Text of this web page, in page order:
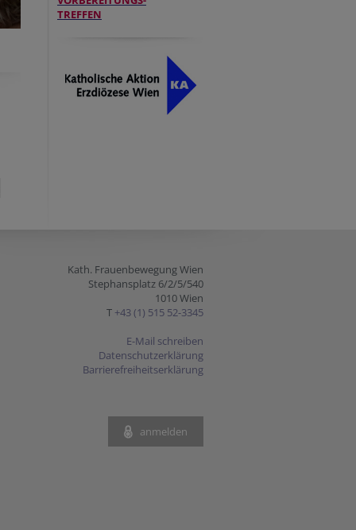
TREFFEN
Kath. Frauenbewegung Wien
Stephansplatz 6/2/5/540
1010 Wien
E-Mail schreiben
Datenschutzerklärung
anmelden